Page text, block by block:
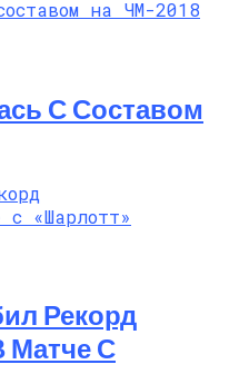
С Составом
Рекорд
Матче С